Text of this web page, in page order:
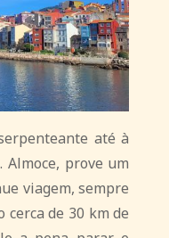
até à
Almoce, prove um
viagem, sempre
cerca de 30 km de